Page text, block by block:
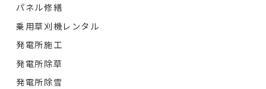
パネル修繕
乗用草刈機レンタル
発電所施工
発電所除草
発電所除雪